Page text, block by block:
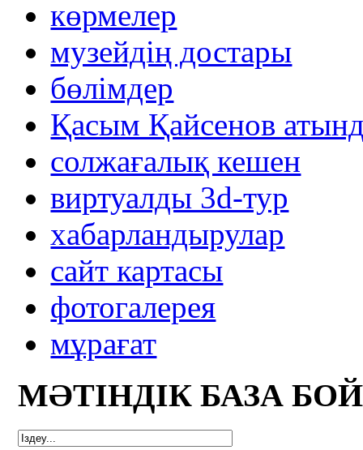
көрмелер
музейдің достары
бөлімдер
Қасым Қайсенов
солжағалық кешен
виртуалды 3d-тур
xабарландырулар
сайт картасы
фотогалерея
мұрағат
МӘТІНДІК БАЗА